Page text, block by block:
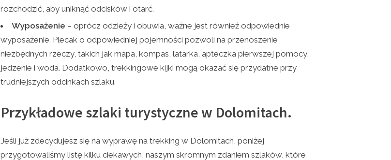
rozchodzić, aby uniknąć odcisków i otarć.
Wyposażenie – oprócz odzieży i obuwia, ważne jest również odpowiednie
wyposażenie. Plecak o odpowiedniej pojemności pozwoli na przenoszenie
niezbędnych rzeczy, takich jak mapa, kompas, latarka, apteczka pierwszej pomocy,
jedzenie i woda. Dodatkowo, trekkingowe kijki mogą okazać się przydatne przy
trudniejszych odcinkach szlaku.
Przykładowe szlaki turystyczne w Dolomitach.
Jeśli już zdecydujesz się na wyprawę na trekking w Dolomitach, poniżej
przygotowaliśmy listę kilku ciekawych, naszym skromnym zdaniem szlaków, które